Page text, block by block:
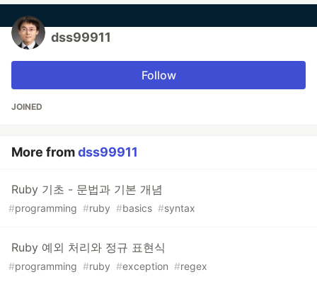
dss99911
Follow
JOINED
More fromdss99911
Ruby 기초 - 문법과 기본 개념
#programming #ruby #basics #syntax
Ruby 예외 처리와 정규 표현식
#programming #ruby #exception #regex